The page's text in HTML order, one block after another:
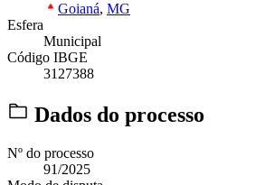
Goianá, MG
Esfera
Municipal
Código IBGE
3127388
Dados do processo
Nº do processo
91/2025